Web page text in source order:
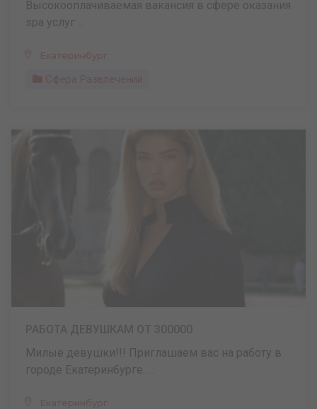
Высокооплачиваемая вакансия в сфере оказания
spa услуг ...
Екатеринбург
Сфера Развлечений
Милые девушки!!! Приглашаем вас на работу в
городе Екатеринбурге. ...
Екатеринбург